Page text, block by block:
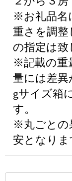
※お礼品名
重さを調
の指定は致
※記載の重
量には差異
gサイズ箱
す。
※丸ごとの
安となりま